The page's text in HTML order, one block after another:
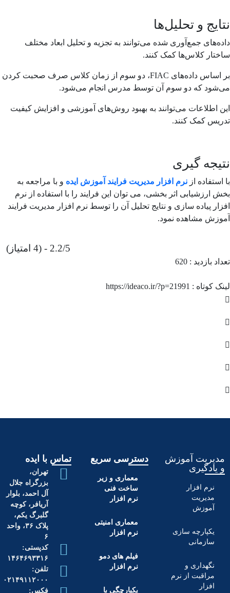
نتایج و تحلیل‌ها
داده‌های جمع‌آوری شده می‌توانند به تجزیه و تحلیل ابعاد مختلف
ساختار کلاس‌ها کمک کنند.
بر اساس داده‌های FIAC، دو سوم از زمان کلاس صرف صحبت کردن
می‌شود که دو سوم آن توسط مدرس انجام می‌شود.
این اطلاعات می‌توانند به بهبود روش‌های آموزشی و افزایش کیفیت
تدریس کمک کنند.
نتیجه گیری
با استفاده از نرم افزار مدیریت فرایند آموزش ایده و با مراجعه به
بخش ارزشیابی اثر بخشی، می توان این فرایند را با استفاده از نرم
افزار پیاده سازی و نتایج تحلیل آن را توسط نرم افزار مدیریت فرایند
آموزش مشاهده نمود.
2.2/5 - (4 امتیاز)
تعداد بازدید : 620
لینک کوتاه : https://ideaco.ir/?p=21991
مدیریت آموزش
و یادگیری
نرم افزار
مدیریت
آموزش
یکپارچه سازی
سازمانی
نگهداری و
مراقبت از نرم
افزار
دسترسی سریع
معماری و زیر
ساخت فنی
نرم افزار
معماری امنیتی
نرم افزار
فیلم های دمو
نرم افزار
یکپارچگی با
تماس با ایده
تهران،
بزرگراه جلال
آل احمد، بلوار
آریافر، کوچه
گلبرگ یکم،
پلاک ۳۶، واحد
۶
کدپستی:
۱۴۶۴۶۹۳۳۱۶
تلفن:
۰۲۱۴۹۱۱۲۰۰۰
فکس: